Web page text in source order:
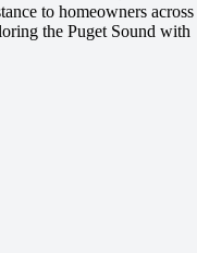
to homeowners across
the Puget Sound with